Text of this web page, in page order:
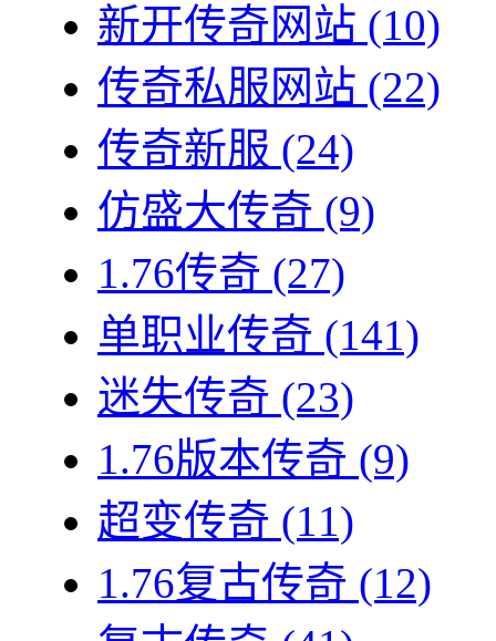
新开传奇网站 (10)
传奇私服网站 (22)
传奇新服 (24)
仿盛大传奇 (9)
1.76传奇 (27)
单职业传奇 (141)
迷失传奇 (23)
1.76版本传奇 (9)
超变传奇 (11)
1.76复古传奇 (12)